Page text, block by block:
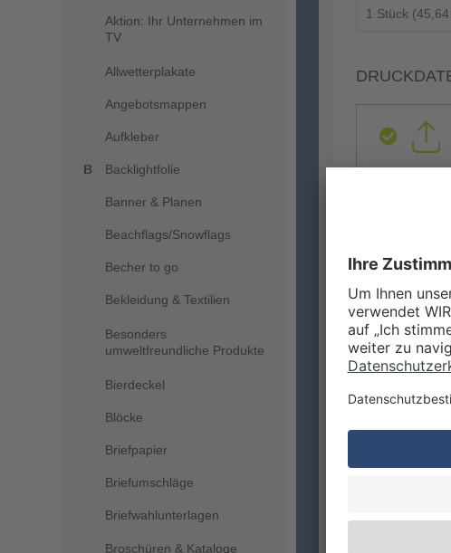
Aktion: Ihr Unternehmen im
TV
Allwetterplakate
Angebotsmappen
Aufkleber
Backlightfolie
Banner & Planen
Beachflags/Snowflags
Becher to go
Bekleidung & Textilien
Besonders
umweltfreundliche Produkte
Bierdeckel
Blöcke
Briefpapier
Briefumschläge
Briefwahlunterlagen
Broschüren & Kataloge